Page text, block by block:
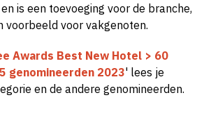
is een toevoeging voor de branche,
voorbeeld voor vakgenoten.
Awards Best New Hotel > 60
genomineerden 2023' lees je
en de andere genomineerden.